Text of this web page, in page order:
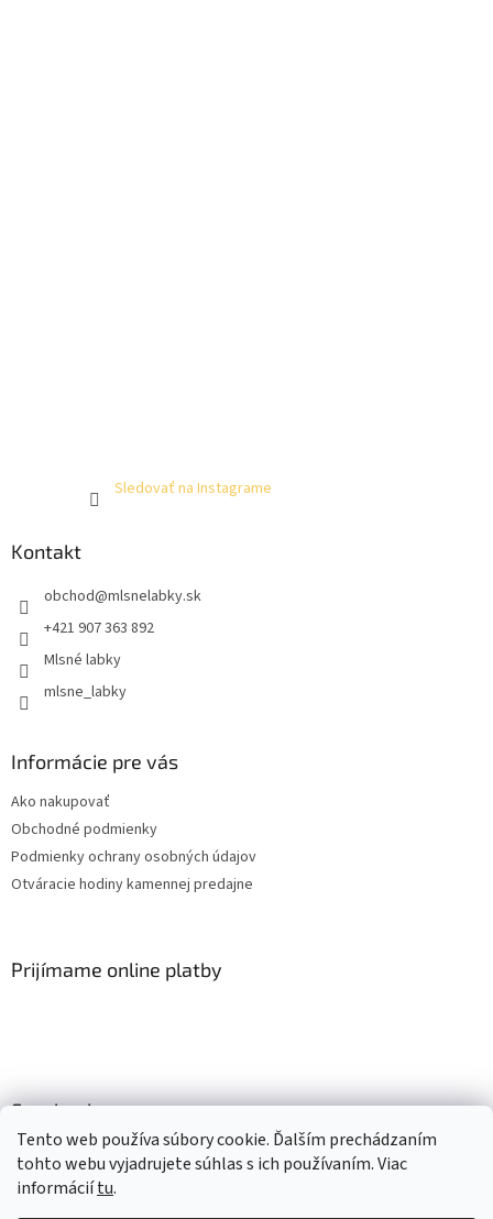
Tento web používa súbory cookie. Ďalším prechádzaním
tohto webu vyjadrujete súhlas s ich používaním. Viac
informáciítu.
Sledovať na Instagrame
Kontakt
obchod@mlsnelabky.sk
+421 907 363 892
Mlsné labky
mlsne_labky
Informácie pre vás
Ako nakupovať
Obchodné podmienky
Podmienky ochrany osobných údajov
Otváracie hodiny kamennej predajne
Prijímame online platby
Facebook